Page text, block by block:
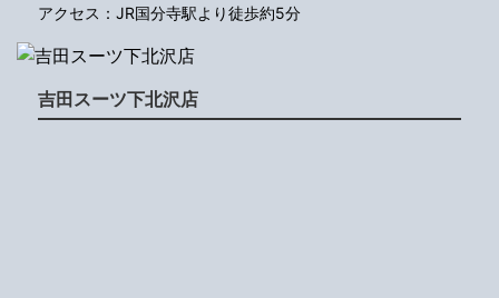
アクセス：JR国分寺駅より徒歩約5分
吉田スーツ下北沢店